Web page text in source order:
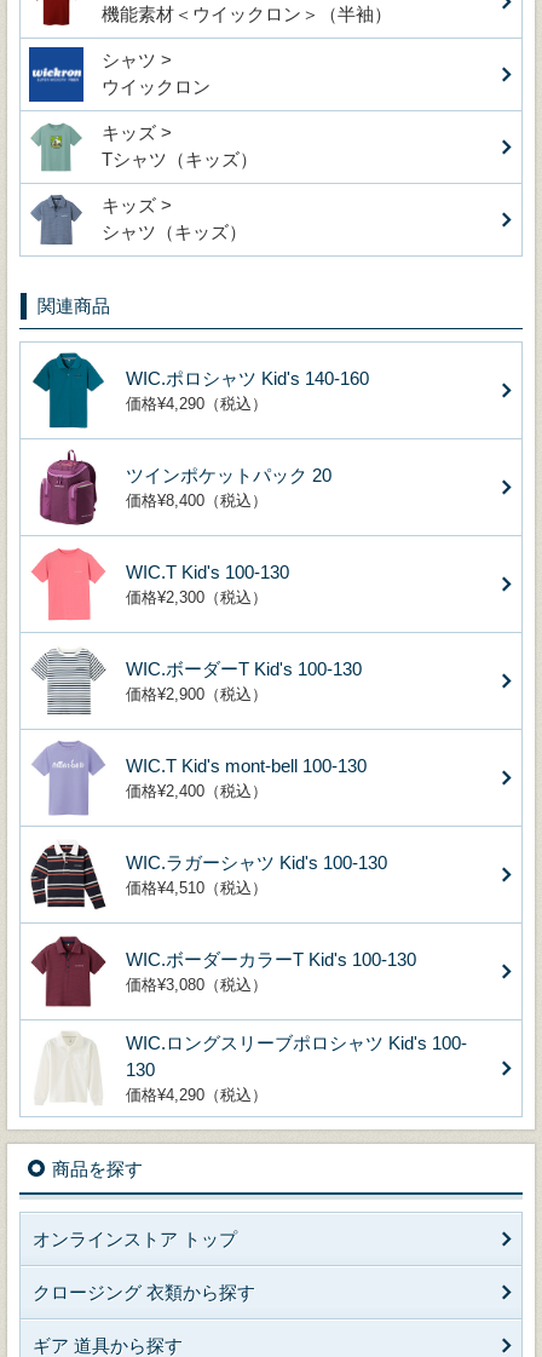
機能素材＜ウイックロン＞（半袖）
シャツ >
ウイックロン
キッズ >
Tシャツ（キッズ）
キッズ >
シャツ（キッズ）
関連商品
WIC.ポロシャツ Kid's 140-160
価格¥4,290（税込）
ツインポケットパック 20
価格¥8,400（税込）
WIC.T Kid's 100-130
価格¥2,300（税込）
WIC.ボーダーT Kid's 100-130
価格¥2,900（税込）
WIC.T Kid's mont-bell 100-130
価格¥2,400（税込）
WIC.ラガーシャツ Kid's 100-130
価格¥4,510（税込）
WIC.ボーダーカラーT Kid's 100-130
価格¥3,080（税込）
WIC.ロングスリーブポロシャツ Kid's 100-
130
価格¥4,290（税込）
商品を探す
オンラインストア トップ
クロージング 衣類から探す
ギア 道具から探す